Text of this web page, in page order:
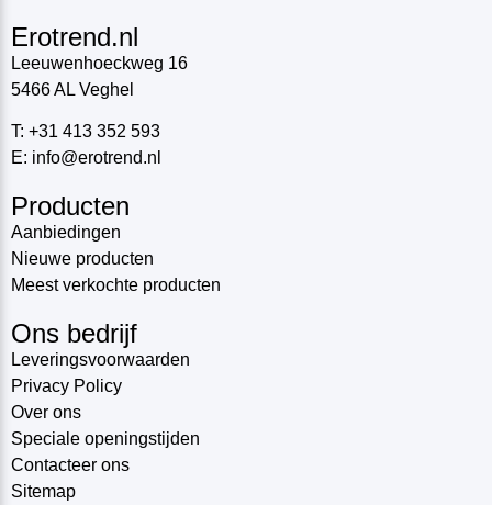
Erotrend.nl
Leeuwenhoeckweg 16
5466 AL Veghel
T: +31 413 352 593
E: info@erotrend.nl
Producten
Aanbiedingen
Nieuwe producten
Meest verkochte producten
Ons bedrijf
Leveringsvoorwaarden
Privacy Policy
Over ons
Speciale openingstijden
Contacteer ons
Sitemap